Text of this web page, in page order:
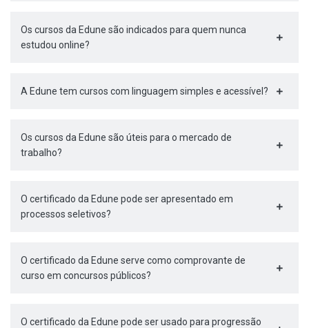
Os cursos da Edune são indicados para quem nunca
estudou online?
A Edune tem cursos com linguagem simples e acessível?
Os cursos da Edune são úteis para o mercado de
trabalho?
O certificado da Edune pode ser apresentado em
processos seletivos?
O certificado da Edune serve como comprovante de
curso em concursos públicos?
O certificado da Edune pode ser usado para progressão